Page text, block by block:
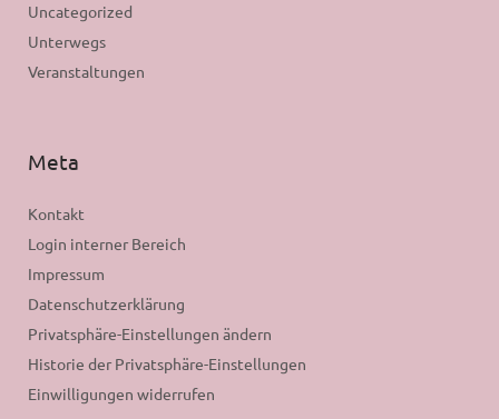
Uncategorized
Unterwegs
Veranstaltungen
Meta
Kontakt
Login interner Bereich
Impressum
Datenschutzerklärung
Privatsphäre-Einstellungen ändern
Historie der Privatsphäre-Einstellungen
Einwilligungen widerrufen